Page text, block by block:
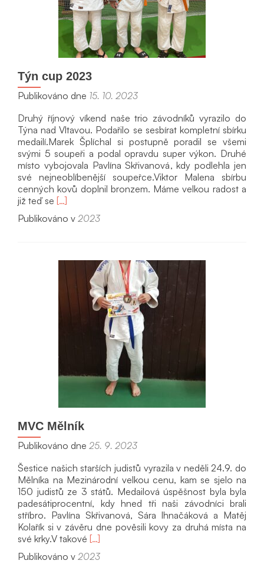
Týn cup 2023
Publikováno dne 15. 10. 2023
Druhý říjnový víkend naše trio závodníků vyrazilo do
Týna nad Vltavou. Podařilo se sesbírat kompletní sbírku
medailí.Marek Šplíchal si postupně poradil se všemi
svými 5 soupeři a podal opravdu super výkon. Druhé
místo vybojovala Pavlína Skřivanová, kdy podlehla jen
své nejneoblíbenější soupeřce.Viktor Malena sbírbu
cenných kovů doplnil bronzem. Máme velkou radost a
již teď se Přečíst
víc
2023
[…]
Publikováno v 2023
MVC Mělník
Publikováno dne 25. 9. 2023
Šestice našich starších judistů vyrazila v neděli 24.9. do
Mělníka na Mezinárodní velkou cenu, kam se sjelo na
150 judistů ze 3 států. Medailová úspěšnost byla byla
padesátiprocentní, kdy hned tři naši závodníci brali
stříbro. Pavlína Skřivanová, Sára Ihnačáková a Matěj
Kolařík si v závěru dne pověsili kovy za druhá místa na
své krky.V takové Přečíst
si
víc
[…]
Publikováno v 2023